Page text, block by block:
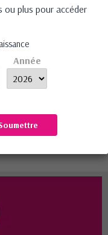
à tétons Papillon
fantasy...
18,99 €
le moment.
ou plus pour accéder
Année